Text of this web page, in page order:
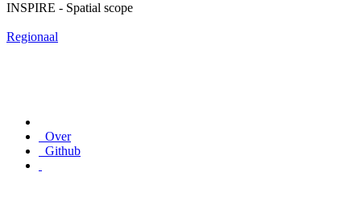
INSPIRE - Spatial scope
Regionaal
Over
Github